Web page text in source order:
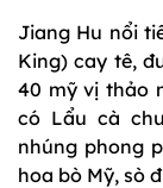
Jiang Hu nổi
King) cay tê,
40 mỹ vị thảo
có Lẩu cà
nhúng phong
hoa bò Mỹ, sò